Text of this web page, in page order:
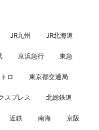
JR九州 JR北海道
京浜急行 東急
ロ 東京都交通局
スプレス 北総鉄道
近鉄 南海 京阪